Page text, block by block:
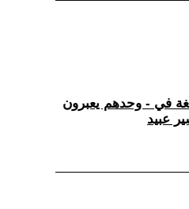
في - وحدهم يعبرون
عبيد